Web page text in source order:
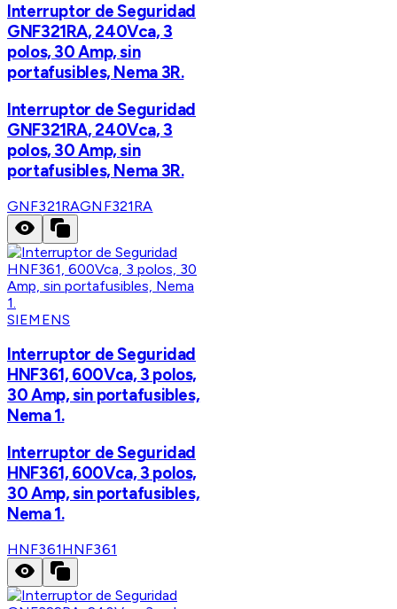
Interruptor de Seguridad
GNF321RA, 240Vca, 3
polos, 30 Amp, sin
portafusibles, Nema 3R.
Interruptor de Seguridad
GNF321RA, 240Vca, 3
polos, 30 Amp, sin
portafusibles, Nema 3R.
GNF321RAGNF321RA
SIEMENS
Interruptor de Seguridad
HNF361, 600Vca, 3 polos,
30 Amp, sin portafusibles,
Nema 1.
Interruptor de Seguridad
HNF361, 600Vca, 3 polos,
30 Amp, sin portafusibles,
Nema 1.
HNF361HNF361